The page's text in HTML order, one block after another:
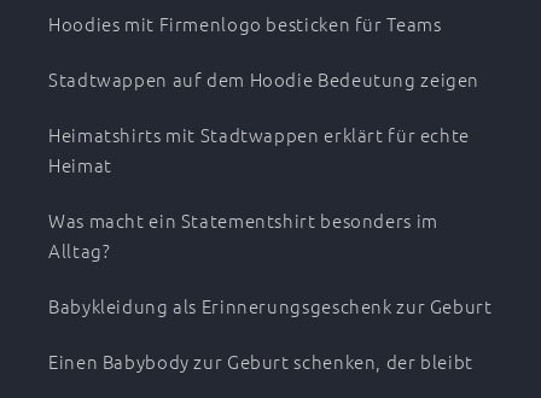
Hoodies mit Firmenlogo besticken für Teams
Stadtwappen auf dem Hoodie Bedeutung zeigen
Heimatshirts mit Stadtwappen erklärt für echte
Heimat
Was macht ein Statementshirt besonders im
Alltag?
Babykleidung als Erinnerungsgeschenk zur Geburt
Einen Babybody zur Geburt schenken, der bleibt